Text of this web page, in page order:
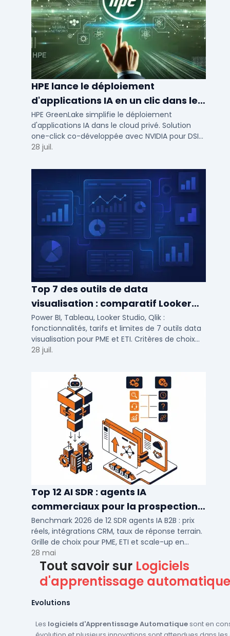
HPE lance le déploiement
d'applications IA en un clic dans le
cloud privé
HPE GreenLake simplifie le déploiement
d'applications IA dans le cloud privé. Solution
one-click co-développée avec NVIDIA pour DSI
de PME et ETI : performance et conformité.
28 juil.
Top 7 des outils de data
visualisation : comparatif Looker
Studio, Tableau vs Power BI et
autres
Power BI, Tableau, Looker Studio, Qlik :
fonctionnalités, tarifs et limites de 7 outils data
visualisation pour PME et ETI. Critères de choix
selon votre SI et vos cas d'usage.
28 juil.
Top 12 AI SDR : agents IA
commerciaux pour la prospection
2026
Benchmark 2026 de 12 SDR agents IA B2B : prix
réels, intégrations CRM, taux de réponse terrain.
Grille de choix pour PME, ETI et scale-up en
prospection automatisée.
28 mai
Tout savoir sur Logiciels
d'apprentissage automatique
Evolutions
Les logiciels d'Apprentissage Automatiquesont en